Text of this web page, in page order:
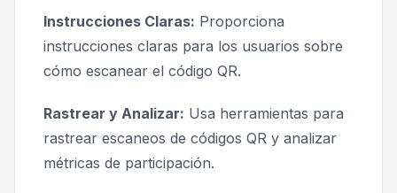
Instrucciones Claras: Proporciona
instrucciones claras para los usuarios sobre
cómo escanear el código QR.
Rastrear y Analizar: Usa herramientas para
rastrear escaneos de códigos QR y analizar
métricas de participación.